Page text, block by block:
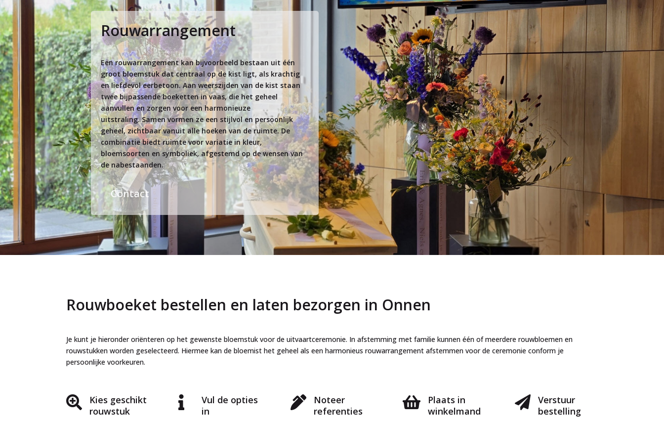
Rouwarrangement
Een rouwarrangement kan bijvoorbeeld bestaan uit één
groot bloemstuk dat centraal op de kist ligt, als krachtig
en liefdevol eerbetoon. Aan weerszijden van de kist staan
twee bijpassende boeketten in vaas, die het geheel
aanvullen en zorgen voor een harmonieuze
uitstraling. Samen vormen ze een stijlvol en persoonlijk
geheel, zichtbaar vanuit alle hoeken van de ruimte. De
combinatie biedt ruimte voor variatie in kleur,
bloemsoorten en symboliek, afgestemd op de wensen van
de nabestaanden.
Contact
Rouwboeket bestellen en laten bezorgen in Onnen
Je kunt je hieronder oriënteren op het gewenste bloemstuk voor de uitvaartceremonie. In afstemming met familie kunnen één of meerdere rouwbloemen en
rouwstukken worden geselecteerd. Hiermee kan de bloemist het geheel als een harmonieus rouwarrangement afstemmen voor de ceremonie conform je
persoonlijke voorkeuren.

Kies geschikt
rouwstuk

Vul de opties
in

Noteer
referenties

Plaats in
winkelmand

Verstuur
bestelling